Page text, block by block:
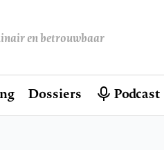
en betrouwbaar
Dossiers Podcast